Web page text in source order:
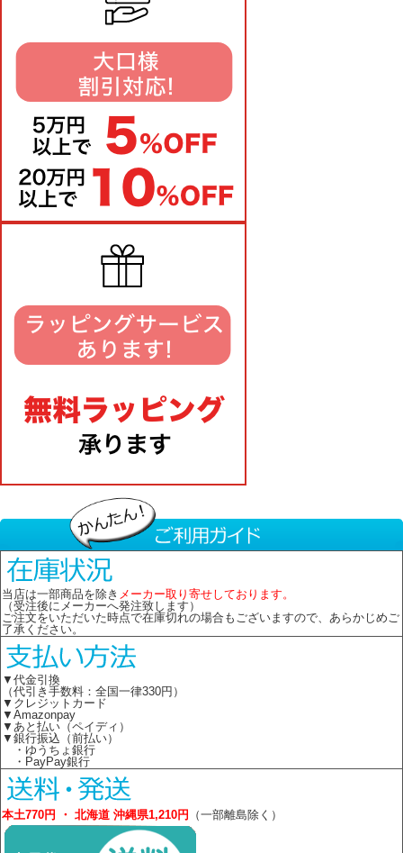
当店は一部商品を除き メーカー取り寄せしております。
（受注後にメーカーへ発注致します）
ご注文をいただいた時点で在庫切れの場合もございますので、あらかじめご
了承ください。
▼代金引換
（代引き手数料：全国一律330円）
▼クレジットカード
▼Amazonpay
▼あと払い（ペイディ）
▼銀行振込（前払い）
・ゆうちょ銀行
・PayPay銀行
本土770円 ・ 北海道 沖縄県1,210円 （一部離島除く）